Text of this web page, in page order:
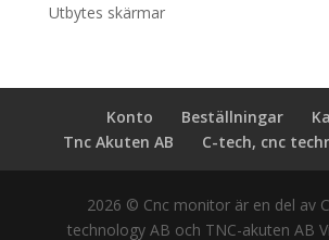
Utbytes skärmar
Konto Beställningar
Tnc Akuten AB
C-tech, cnc
2026 © Cnc monitor är en del av
technology AB och TNC-akuten AB